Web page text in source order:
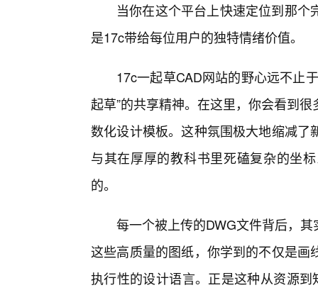
当你在这个平台上快速定位到那
是17c带给每位用户的独特情绪价值。
17c一起草CAD网站的野心远不止
起草”的共享精神。在这里，你会看到
数化设计模板。这种氛围极大地缩减
与其在厚厚的教科书里死磕复杂的坐
的。
每一个被上传的DWG文件背后，
这些高质量的图纸，你学到的不仅是
执行性的设计语言。正是这种从资源